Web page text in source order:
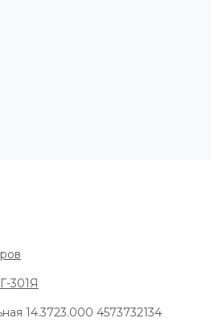
301Я
14.3723.000 4573732134